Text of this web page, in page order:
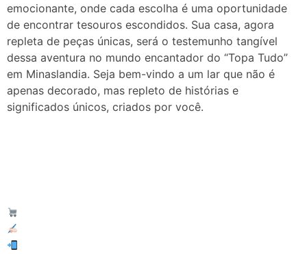
emocionante, onde cada escolha é uma oportunidade
de encontrar tesouros escondidos. Sua casa, agora
repleta de peças únicas, será o testemunho tangível
dessa aventura no mundo encantador do “Topa Tudo”
em Minaslandia. Seja bem-vindo a um lar que não é
apenas decorado, mas repleto de histórias e
significados únicos, criados por você.